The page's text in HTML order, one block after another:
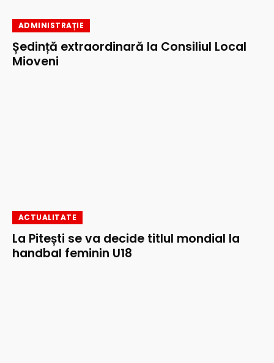
ADMINISTRAȚIE
Ședință extraordinară la Consiliul Local
Mioveni
ACTUALITATE
La Pitești se va decide titlul mondial la
handbal feminin U18